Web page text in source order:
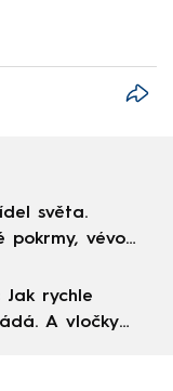
světa.
pokrmy, vévodí
Jak rychle
A vločky